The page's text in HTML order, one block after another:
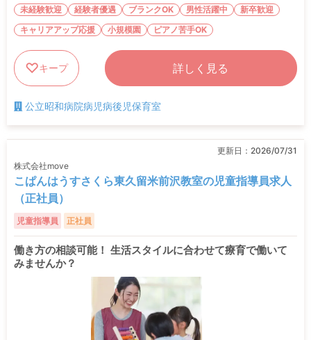
未経験歓迎 経験者優遇 ブランクOK 男性活躍中
新卒歓迎
キャリアアップ応援
小規模園 ピアノ苦手OK
キープ 詳しく見る
公立昭和病院病児病後児保育室
更新日： 2026/07/31
株式会社move
こぱんはうすさくら東久留米前沢教室の児童指導員求人
（正社員）
児童指導員 正社員
働き方の相談可能！ 生活スタイルに合わせて療育で働いて
みませんか？